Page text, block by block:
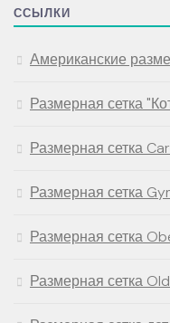
ССЫЛКИ
Американские
Размерная сетка
Размерная сетка
Размерная сетка
Размерная сетка
Размерная сетка